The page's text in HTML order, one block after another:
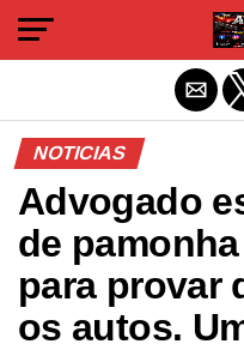
NOTICIAS
Advogado
de
para provar
os autos.
Sair da